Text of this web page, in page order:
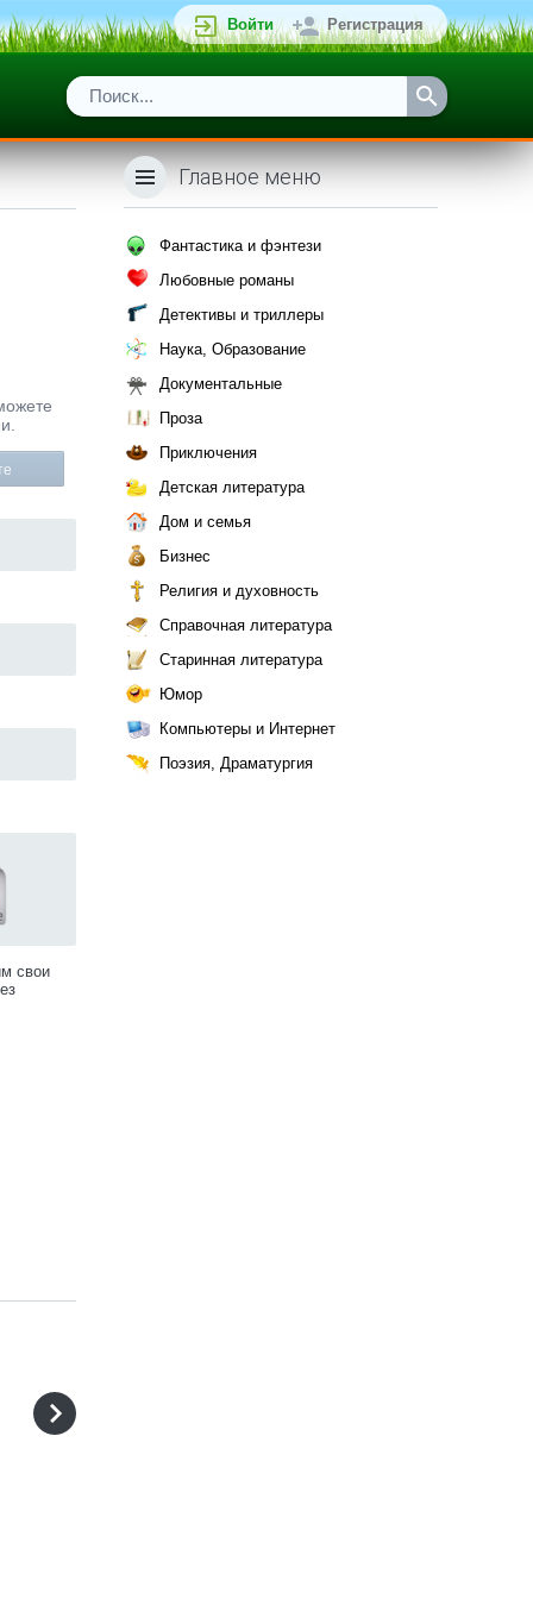
Войти Регистрация
свои
Главное меню
Фантастика и фэнтези
Любовные романы
Детективы и триллеры
Наука, Образование
Документальные
Проза
Приключения
Детская литература
Дом и семья
Бизнес
Религия и духовность
Справочная литература
Старинная литература
Юмор
Компьютеры и Интернет
Поэзия, Драматургия